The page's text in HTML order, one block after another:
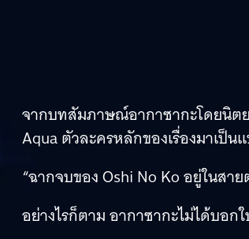
จากบทสัมภาษณ์อากาซากะโดยนิต
Aqua ตัวละครหลักของเรื่องมาเป็
“ฉากจบของ Oshi No Ko อยู่ในส
อย่างไรก็ตาม อากาซากะไม่ได้บอ